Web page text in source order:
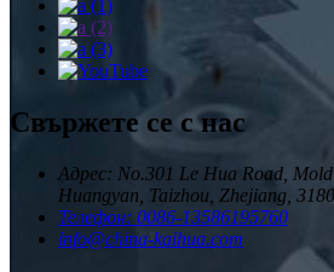
Свържете се с нас
Адрес: No.301 Le Hua Road,
Huangyan, Taizhou, Zhejiang,
Телефон: 0086-13586195760
info@china-kaihua.com